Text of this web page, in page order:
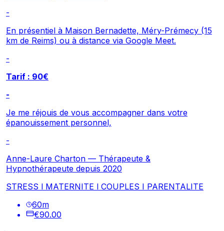
-
En présentiel à Maison Bernadette, Méry-Prémecy (15
km de Reims) ou à distance via Google Meet.
-
Tarif : 90€
-
Je me réjouis de vous accompagner dans votre
épanouissement personnel,
-
Anne-Laure Charton — Thérapeute &
Hypnothérapeute depuis 2020
STRESS l MATERNITE l COUPLES I PARENTALITE
60m
€90.00